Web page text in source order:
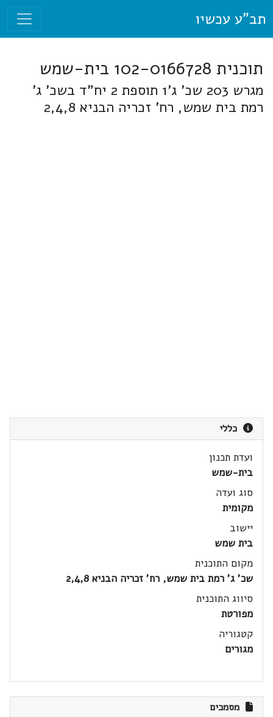
תב"ע עכשיו
תוכנית 102-0166728 בית-שמש
מגרש 203 שכ' ג'1 תוספת 2 יח"ד בשכ' ג'
רמת בית שמש, רח' זכריה הבניא 2,4,8
כללי
ועדת תכנון
בית-שמש
סוג ועדה
מקומית
יישוב
בית שמש
מקום התוכנית
שכ' ג' רמת בית שמש, רח' זכריה הבניא 2,4,8
סיווג התוכנית
מפורטת
קטגוריה
מגורים
מסמכים